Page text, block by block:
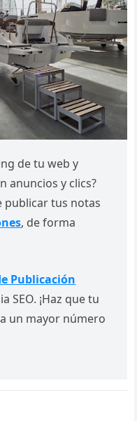
de tu web y
anuncios y clics?
publicar tus notas
, de forma
Publicación
SEO. ¡Haz que tu
un mayor número